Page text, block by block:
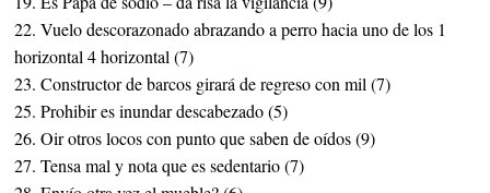
22. Vuelo descorazonado abrazando a perro hacia uno de los 1
horizontal 4 horizontal (7)
23. Constructor de barcos girará de regreso con mil (7)
25. Prohibir es inundar descabezado (5)
26. Oir otros locos con punto que saben de oídos (9)
27. Tensa mal y nota que es sedentario (7)